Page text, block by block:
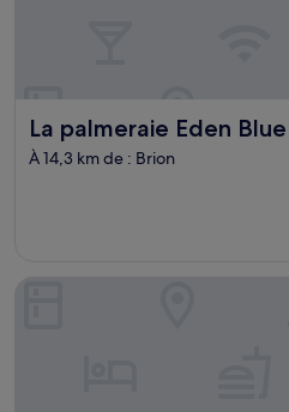
La palmeraie Eden
La palmeraie Eden Blue by
À 14,3 km de : Brion
Joss location 971